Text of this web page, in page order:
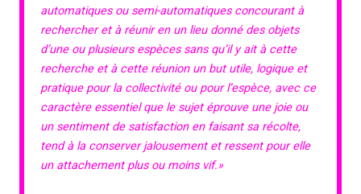
automatiques ou semi-automatiques concourant à
rechercher et à réunir en un lieu donné des objets
d’une ou plusieurs espèces sans qu’il y ait à cette
recherche et à cette réunion un but utile, logique et
pratique pour la collectivité ou pour l’espèce, avec ce
caractère essentiel que le sujet éprouve une joie ou
un sentiment de satisfaction en faisant sa récolte,
tend à la conserver jalousement et ressent pour elle
un attachement plus ou moins vif.»